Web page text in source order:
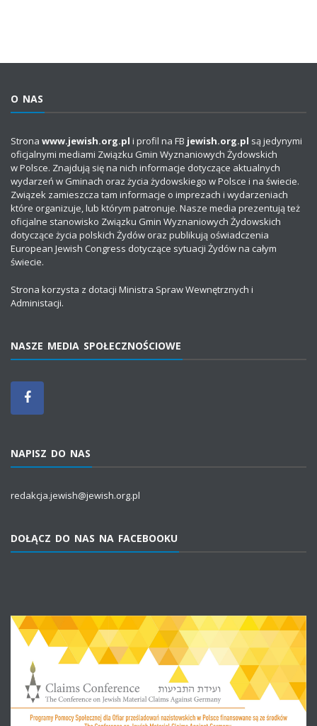
O NAS
Strona www.jewish.org.pl i profil na FB jewish.org.pl są jedynymi
oficjalnymi mediami Związku Gmin Wyznaniowych Żydowskich
w Polsce. Znajdują się na nich informacje dotyczące aktualnych
wydarzeń w Gminach oraz życia żydowskiego w Polsce i na świecie.
Związek zamieszcza tam informacje o imprezach i wydarzeniach
które organizuje, lub którym patronuje. Nasze media prezentują też
oficjalne stanowisko Związku Gmin Wyznaniowych Żydowskich
dotyczące życia polskich Żydów oraz publikują oświadczenia
European Jewish Congress dotyczące sytuacji Żydów na całym
świecie.
Strona korzysta z dotacji Ministra Spraw Wewnętrznych i
Administacji.
NASZE MEDIA SPOŁECZNOŚCIOWE
NAPISZ DO NAS
redakcja.jewish@jewish.org.pl
DOŁĄCZ DO NAS NA FACEBOOKU